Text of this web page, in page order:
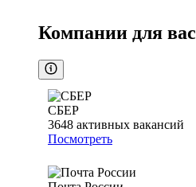
Компании для вас
СБЕР
3648 активных вакансий
Посмотреть